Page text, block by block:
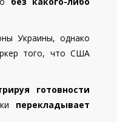
Украины, однако
того, что США
готовности
перекладывает